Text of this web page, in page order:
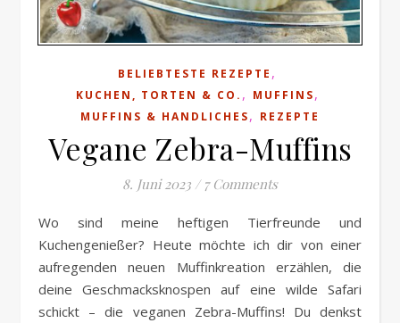
BELIEBTESTE REZEPTE ,
KUCHEN, TORTEN & CO. , MUFFINS,
MUFFINS & HANDLICHES, REZEPTE
Vegane Zebra-Muffins
8. Juni 2023 / 7 Comments
Wo sind meine heftigen Tierfreunde und
Kuchengenießer? Heute möchte ich dir von einer
aufregenden neuen Muffinkreation erzählen, die
deine Geschmacksknospen auf eine wilde Safari
schickt – die veganen Zebra-Muffins! Du denkst